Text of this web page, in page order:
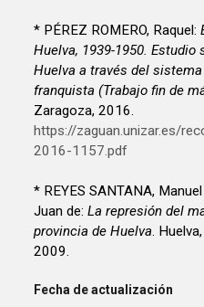
* PÉREZ ROMERO, Raquel:
Huelva, 1939-1950.
Huelva a través del
franquista (Trabajo fin de
Zaragoza, 2016.
https://zaguan.unizar.es/
2016-1157.pdf
* REYES SANTANA,
Juan de:La represión del
provincia de Huelva.
2009.
Fecha de actualización